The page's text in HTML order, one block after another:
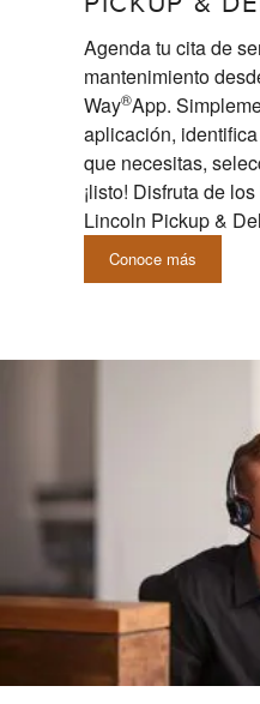
Agenda tu cita de
mantenimiento
Way®App.
aplicación,
que necesitas,
¡listo! Disfruta de
Lincoln Pickup &
Conoce más